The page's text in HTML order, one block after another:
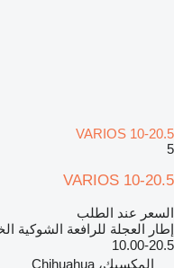
VARIOS 10-20.5
5
VARIOS 10-20.5
السعر عند الطلب
إطار العجلة للرافعة الشوكية
10.00-20.5
المكسيك، Chihuahua